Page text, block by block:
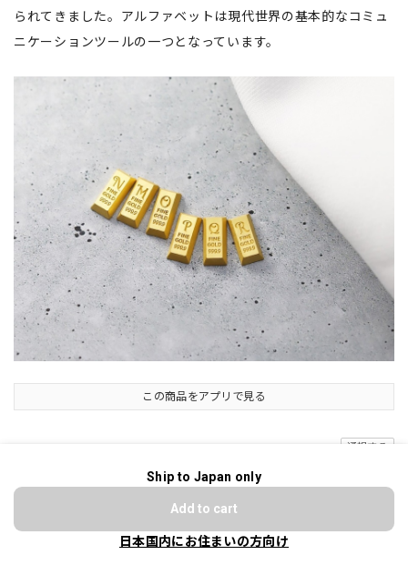
られてきました。アルファベットは現代世界の基本的なコミュ
ニケーションツールの一つとなっています。
この商品をアプリで見る
通報する
197 5
Ship to Japan only
Add to cart
日本国内にお住まいの方向け
ショップに質問する